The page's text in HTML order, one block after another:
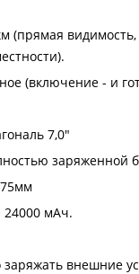
(прямая
(включение - и
7,0"
заряженной
мАч.
внешние